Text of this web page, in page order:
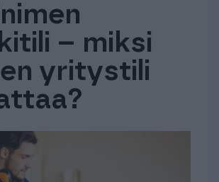
– miksi
yritystili